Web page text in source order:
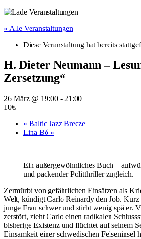
« Alle Veranstaltungen
Diese Veranstaltung hat bereits
H. Dieter Neumann –
Zersetzung“
26 März @ 19:00 - 21:00
10€
« Baltic Jazz Breeze
Lina Bó »
Ein außergewöhnliches Buch –
und packender Politthriller zugleich.
Zermürbt von gefährlichen Einsätzen als
Welt, kündigt Carlo Reinardy den Job. Kurz
junge Frau schwer und stirbt wenig später.
zerstört, zieht Carlo einen radikalen
bisherige Existenz und flüchtet auf seinem
Einsamkeit einer schwedischen Felseninsel